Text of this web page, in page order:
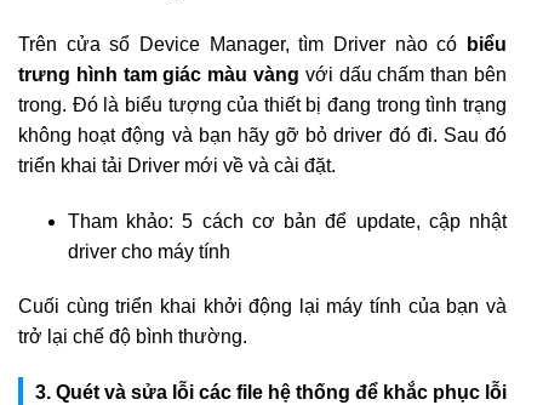
Trên cửa sổ Device Manager, tìm Driver nào có
biểu
trưng hình tam giác màu vàng với dấu chấm than bên
trong. Đó là biểu tượng của thiết bị đang trong tình trạng
không hoạt động và bạn hãy gỡ bỏ driver đó đi. Sau đó
triển khai tải Driver mới về và cài đặt.
Tham khảo: 5 cách cơ bản để update, cập nhật
driver cho máy tính
Cuối cùng triển khai khởi động lại máy tính của bạn và
trở lại chế độ bình thường.
3. Quét và sửa lỗi các file hệ thống để khắc phục lỗi